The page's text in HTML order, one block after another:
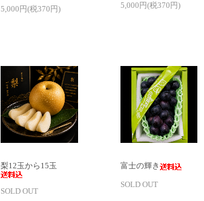
5,000円(税370円) 5,000円(税370円)
梨12玉から15玉
SOLD OUT
富士の輝き
SOLD OUT